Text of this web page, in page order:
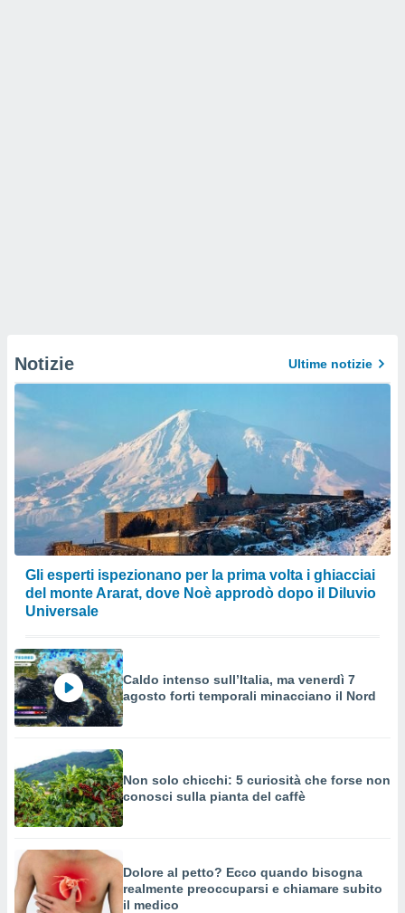
Notizie Ultime notizie
Gli esperti ispezionano per la prima volta i ghiacciai
del monte Ararat, dove Noè approdò dopo il Diluvio
Universale
Caldo intenso sull’Italia, ma venerdì 7
agosto forti temporali minacciano il Nord
Non solo chicchi: 5 curiosità che forse non
conosci sulla pianta del caffè
Dolore al petto? Ecco quando bisogna
realmente preoccuparsi e chiamare subito
il medico